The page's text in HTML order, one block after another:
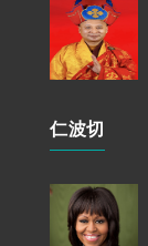
仁波切